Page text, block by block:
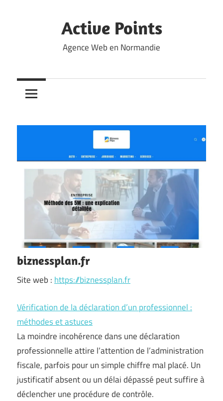
Active Points
Agence Web en Normandie
biznessplan.fr
Site web : https://biznessplan.fr
Vérification de la déclaration d’un professionnel :
méthodes et astuces
La moindre incohérence dans une déclaration
professionnelle attire l’attention de l’administration
fiscale, parfois pour un simple chiffre mal placé. Un
justificatif absent ou un délai dépassé peut suffire à
déclencher une procédure de contrôle.